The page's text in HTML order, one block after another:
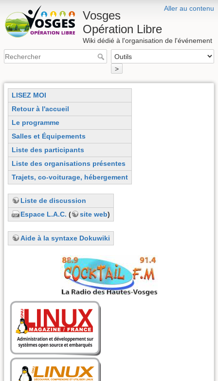
Aller au contenu
Vosges
Opération Libre
Wiki dédié à l'organisation de l'événement
>
LISEZ MOI
Retour à l'accueil
Le programme
Salles et Équipements
Liste des participants
Liste des organisations présentes
Trajets, co-voiturage, hébergement
Liste de discussion
Espace L.A.C. ( site web)
Aide à la syntaxe Dokuwiki